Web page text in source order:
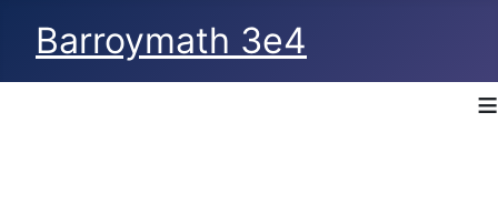
Barroymath 3e4
≡